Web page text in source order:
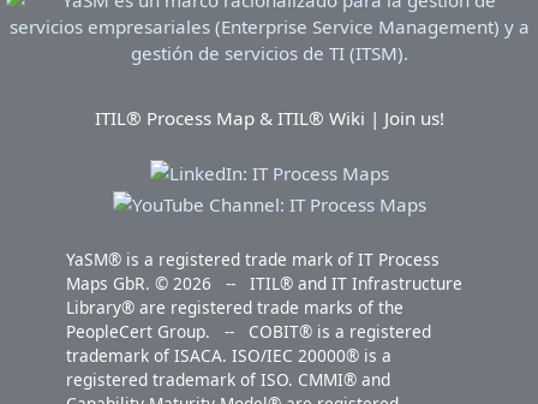
ITIL® Process Map & ITIL® Wiki | Join us!
YaSM® is a registered trade mark of IT Process
Maps GbR. © 2026 -- ITIL® and IT Infrastructure
Library® are registered trade marks of the
PeopleCert Group. -- COBIT® is a registered
trademark of ISACA. ISO/IEC 20000® is a
registered trademark of ISO. CMMI® and